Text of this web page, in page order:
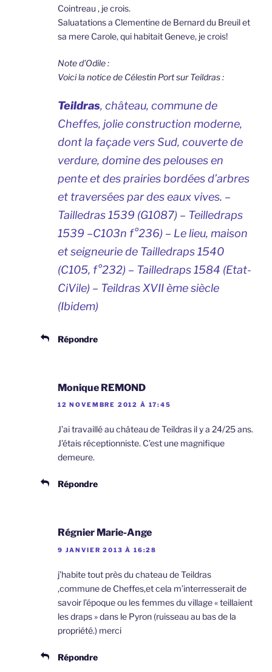
Cointreau , je crois.
Saluatations a Clementine de Bernard du Breuil et
sa mere Carole, qui habitait Geneve, je crois!
Note d’Odile :
Voici la notice de Célestin Port sur Teildras :
Teildras, château, commune de
Cheffes, jolie construction moderne,
dont la façade vers Sud, couverte de
verdure, domine des pelouses en
pente et des prairies bordées d’arbres
et traversées par des eaux vives. –
Tailledras1539 (G1087) – Teilledraps
1539 –C103n f°236) – Le lieu, maison
et seigneurie de Tailledraps1540
(C105, f°232) – Tailledraps1584 (Etat-
CiVile) – Teildras XVII ème siècle
(Ibidem)
Répondre
Monique REMOND
12 NOVEMBRE 2012 À 17:45
J’ai travaillé au château de Teildras il y a 24/25 ans.
J’étais réceptionniste. C’est une magnifique
demeure.
Répondre
Régnier Marie-Ange
9 JANVIER 2013 À 16:28
j’habite tout près du chateau de Teildras
,commune de Cheffes,et cela m’interresserait de
savoir l’époque ou les femmes du village « teillaient
les draps » dans le Pyron (ruisseau au bas de la
propriété.) merci
Répondre